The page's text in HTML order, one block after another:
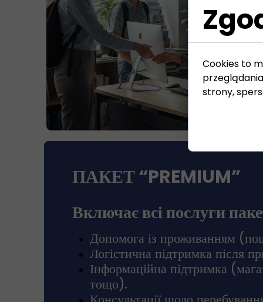
Включає всі послуги
Допомога із проживанням
Логістична підтримка після
Інформаційна підтримка
тощо).
ПАКЕТ “PREMIUM”
Cookies to
strony,